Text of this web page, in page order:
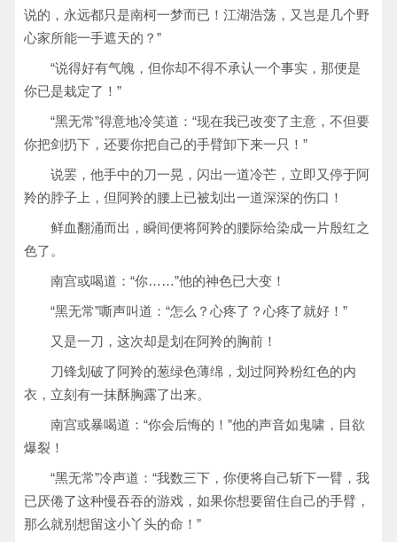
说的，永远都只是南柯一梦而已！江湖浩荡，又岂是几个野
心家所能一手遮天的？”
“说得好有气魄，但你却不得不承认一个事实，那便是
你已是栽定了！”
“黑无常”得意地冷笑道：“现在我已改变了主意，不但要
你把剑扔下，还要你把自己的手臂卸下来一只！”
说罢，他手中的刀一晃，闪出一道冷芒，立即又停于阿
羚的脖子上，但阿羚的腰上已被划出一道深深的伤口！
鲜血翻涌而出，瞬间便将阿羚的腰际给染成一片殷红之
色了。
南宫或喝道：“你……”他的神色已大变！
“黑无常”嘶声叫道：“怎么？心疼了？心疼了就好！”
又是一刀，这次却是划在阿羚的胸前！
刀锋划破了阿羚的葱绿色薄绵，划过阿羚粉红色的内
衣，立刻有一抹酥胸露了出来。
南宫或暴喝道：“你会后悔的！”他的声音如鬼啸，目欲
爆裂！
“黑无常”冷声道：“我数三下，你便将自己斩下一臂，我
已厌倦了这种慢吞吞的游戏，如果你想要留住自己的手臂，
那么就别想留这小丫头的命！”